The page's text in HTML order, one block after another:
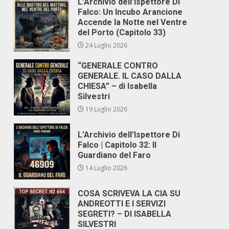
Falco: Un Incubo Arancione
Accende la Notte nel Ventre
del Porto (Capitolo 33)
24 Luglio 2026
“GENERALE CONTRO
GENERALE. IL CASO DALLA
CHIESA” – di Isabella
Silvestri
19 Luglio 2026
L’Archivio dell’Ispettore Di
Falco | Capitolo 32: Il
Guardiano del Faro
14 Luglio 2026
COSA SCRIVEVA LA CIA SU
ANDREOTTI E I SERVIZI
SEGRETI? – DI ISABELLA
SILVESTRI